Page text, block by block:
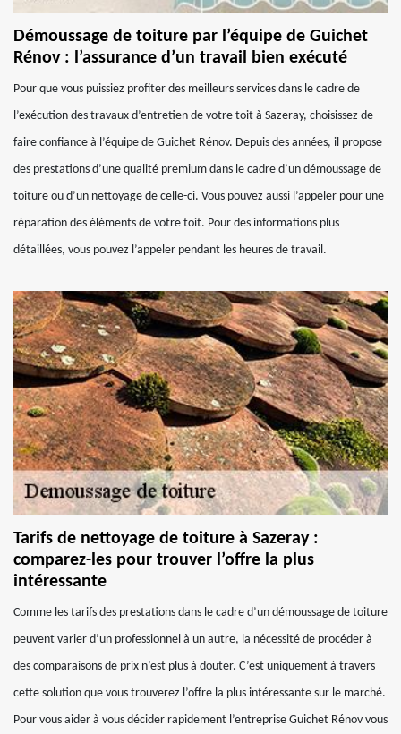
Démoussage de toiture par l’équipe de Guichet
Rénov : l’assurance d’un travail bien exécuté
Pour que vous puissiez profiter des meilleurs services dans le cadre de
l’exécution des travaux d’entretien de votre toit à Sazeray, choisissez de
faire confiance à l’équipe de Guichet Rénov. Depuis des années, il propose
des prestations d’une qualité premium dans le cadre d’un démoussage de
toiture ou d’un nettoyage de celle-ci. Vous pouvez aussi l’appeler pour une
réparation des éléments de votre toit. Pour des informations plus
détaillées, vous pouvez l’appeler pendant les heures de travail.
Tarifs de nettoyage de toiture à Sazeray :
comparez-les pour trouver l’offre la plus
intéressante
Comme les tarifs des prestations dans le cadre d’un démoussage de toiture
peuvent varier d’un professionnel à un autre, la nécessité de procéder à
des comparaisons de prix n’est plus à douter. C’est uniquement à travers
cette solution que vous trouverez l’offre la plus intéressante sur le marché.
Pour vous aider à vous décider rapidement l’entreprise Guichet Rénov vous